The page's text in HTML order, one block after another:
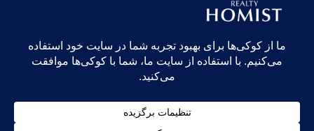
© Realty Homist - All rights reserved. 2026